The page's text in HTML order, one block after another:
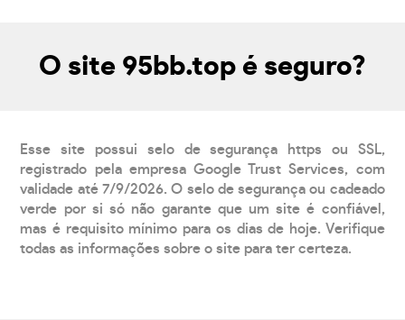
O site 95bb.top é seguro?
Esse site possui selo de segurança https ou SSL,
registrado pela empresa Google Trust Services, com
validade até 7/9/2026. O selo de segurança ou cadeado
verde por si só não garante que um site é confiável,
mas é requisito mínimo para os dias de hoje. Verifique
todas as informações sobre o site para ter certeza.